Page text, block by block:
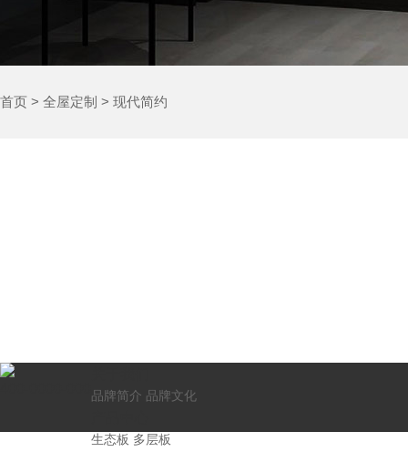
首页 > 全屋定制 > 现代简约
品牌简介 品牌文化
生态板 多层板